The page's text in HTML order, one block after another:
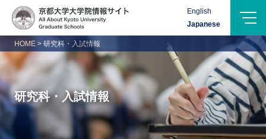
Logo-
Name
English
Japanese
HOME > 研究科・入試情報
研究科・入試情報